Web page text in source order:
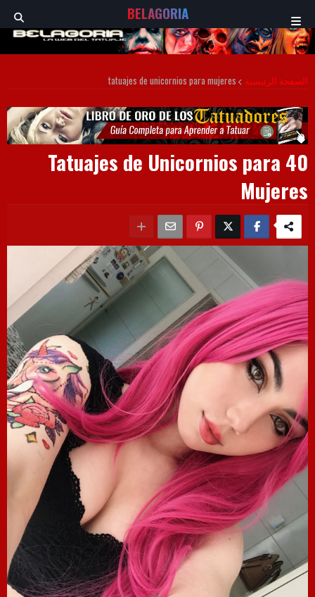
BELAGORIA
الصفحة الرئيسية tatuajes de unicornios para mujeres
40 Tatuajes de Unicornios para
Mujeres